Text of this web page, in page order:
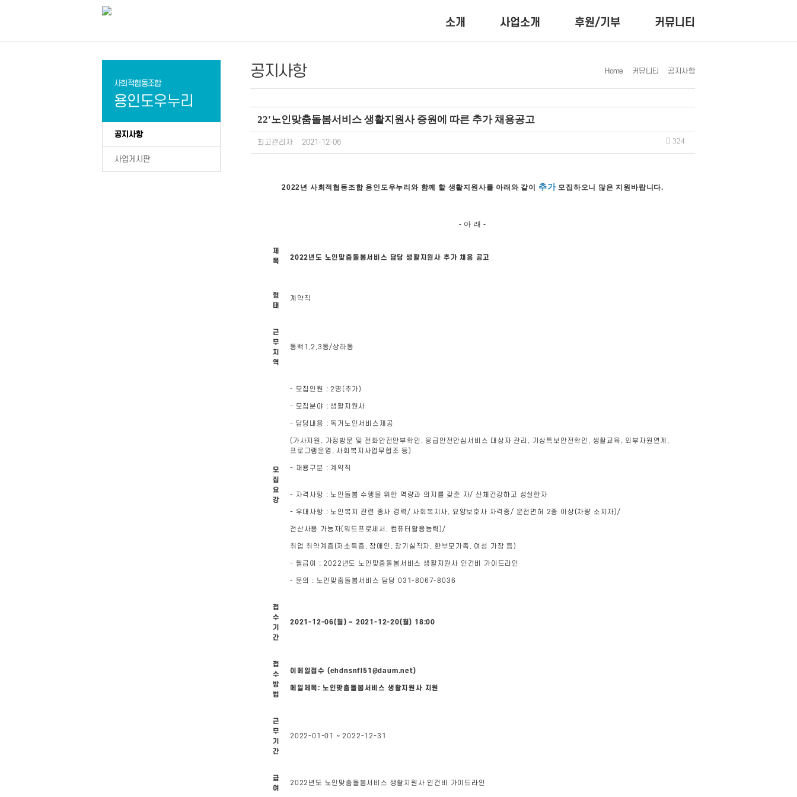
소개 사업소개 후원/기부 커뮤니티
사회적협동조합
용인도우누리
공지사항
사업게시판
공지사항 Home 커뮤니티 공지사항
22'노인맞춤돌봄서비스 생활지원사 증원에 따른 추가 채용공고
최고관리자 2021-12-06 324
2022년 사회적협동조합 용인도우누리와 함께 할 생활지원사를 아래와 같이 추가모집하오니 많은 지원바랍니다.
- 아 래 -
제
목
형
태
2022년도 노인맞춤돌봄서비스 담당 생활지원사 추가 채용 공고
계약직
근
무
지
역
동백1,2,3동/상하동
모
집
요
강
- 모집인원 : 2명(추가)
- 모집분야 : 생활지원사
- 담당내용 : 독거노인서비스제공
(가사지원, 가정방문 및 전화안전안부확인, 응급안전안심서비스 대상자 관리, 기상특보안전확인, 생활교육, 외부자원연계,
프로그램운영, 사회복지사업무협조 등)
- 채용구분 : 계약직
- 자격사항 : 노인돌봄 수행을 위한 역량과 의지를 갖춘 자/ 신체건강하고 성실한자
- 우대사항 : 노인복지 관련 종사 경력/ 사회복지사, 요양보호사 자격증/ 운전면허 2종 이상(차량 소지자)/
전산사용 가능자(워드프로세서, 컴퓨터활용능력)/
취업 취약계층(저소득층, 장애인, 장기실직자, 한부모가족, 여성 가장 등)
- 월급여 : 2022년도 노인맞춤돌봄서비스 생활지원사 인건비 가이드라인
- 문의 : 노인맞춤돌봄서비스 담당 031-8067-8036
접
수
기
간
2021-12-06(월) ~ 2021-12-20(월) 18:00
접
수
방
법
이메일접수 (ehdnsnfl51@daum.net)
메일제목: 노인맞춤돌봄서비스 생활지원사 지원
근
무
기
간
2022-01-01 ~ 2022-12-31
급
여
2022년도 노인맞춤돌봄서비스 생활지원사 인건비 가이드라인